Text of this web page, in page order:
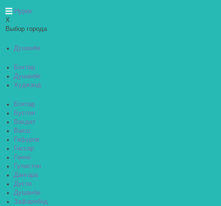
Нурек
X
Выбор города
Душанбе
Бохтар
Душанбе
Худжанд
Бохтар
Бустон
Вахдат
Вахш
Гафуров
Гиссар
Гончи
Гулистон
Дангара
Дусти
Душанбе
Зафаробод